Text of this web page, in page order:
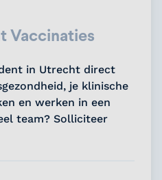
Vaccinaties
in Utrecht direct
je klinische
en werken in een
team? Solliciteer